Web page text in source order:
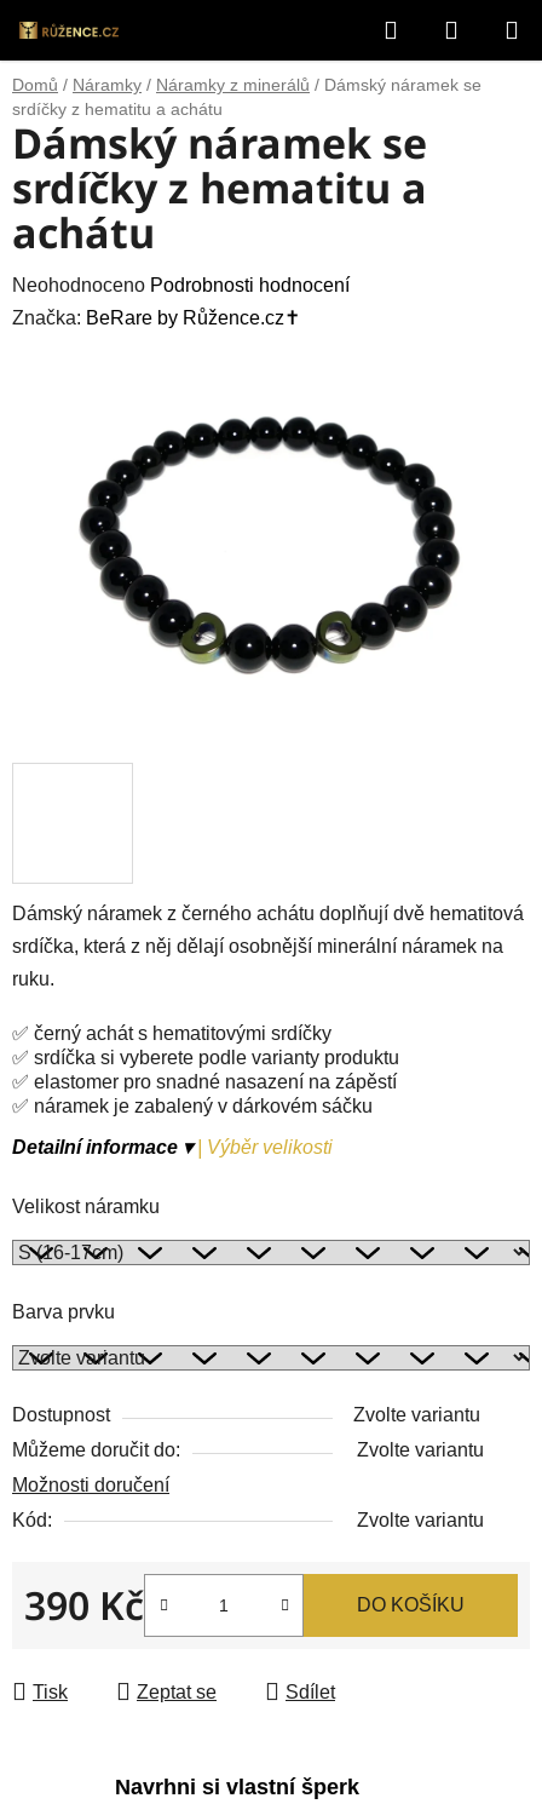
na
obsah
Hledat
KOŠÍK
Domů / Náramky / Náramky z minerálů / Dámský náramek se
srdíčky z hematitu a achátu
Dámský náramek z černého achátu doplňují dvě hematitová
srdíčka, která z něj dělají osobnější minerální náramek na
ruku.
✅ černý achát s hematitovými srdíčky
✅ srdíčka si vyberete podle varianty produktu
✅ elastomer pro snadné nasazení na zápěstí
✅ náramek je zabalený v dárkovém sáčku
Detailní informace ▾
Výběr velikosti
Velikost náramku
Barva prvku
Dostupnost
Zvolte variantu
Můžeme doručit do:
Zvolte variantu
Možnosti doručení
Kód:
Zvolte variantu
390 Kč DO KOŠÍKU
Tisk Zeptat se Sdílet
Dámský náramek se
srdíčky z hematitu a
achátu
Průměrné
hodnocení
hvězdiček.
Neohodnoceno Podrobnosti hodnocení
Značka: BeRare by Růžence.cz✝️
Navrhni si vlastní šperk